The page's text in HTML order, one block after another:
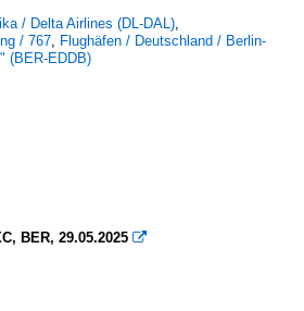
/ Delta Airlines (DL-DAL),
/ 767, Flughäfen / Deutschland / Berlin-
(BER-EDDB)
BER, 29.05.2025 